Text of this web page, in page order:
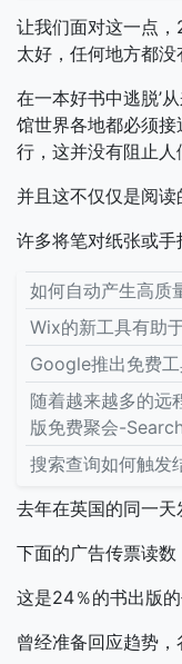
让我们面对这一点
太好，任何地方都没
在一本好书中逃脱’
馆世界各地都必须
行，这并没有阻止人
并且这不仅仅是阅读
许多将笔对纸张或
如何自动产生高质
Wix的新工具有助
Google推出免费
随着越来越多的
版免费聚会-
搜索查询如何触发
去年在英国的同一天
下面的广告传票读数
这是24％的书出版的
曾经准备回应趋势